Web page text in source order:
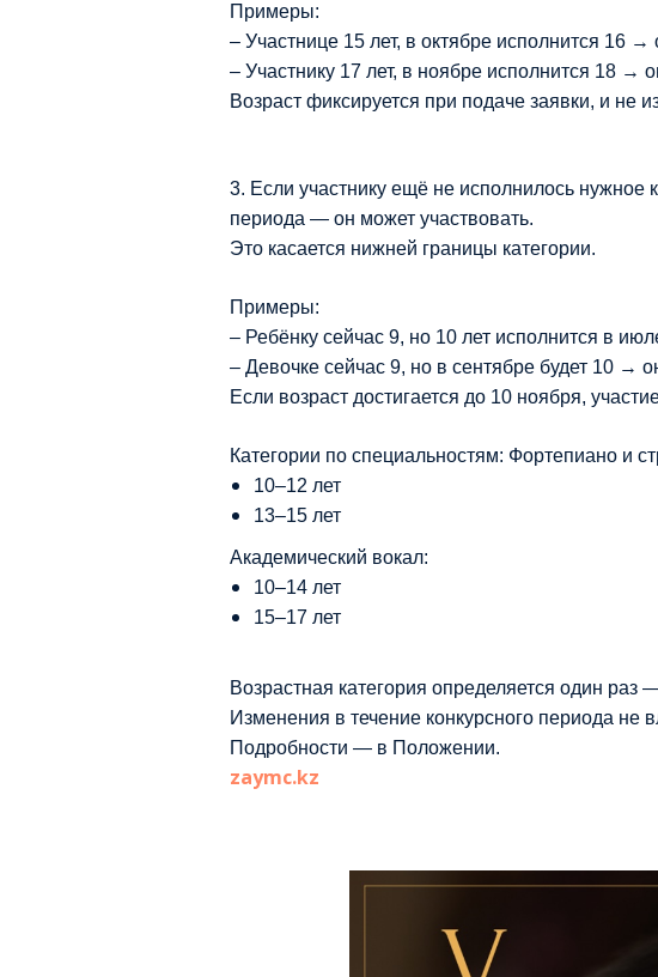
Примеры:
– Участнице 15 лет, в октябре исполнится 16 →
– Участнику 17 лет, в ноябре исполнится 18 →
Возраст фиксируется при подаче заявки, и не
3. Если участнику ещё не исполнилось нужное
периода — он может участвовать.
Это касается нижней границы категории.
Примеры:
– Ребёнку сейчас 9, но 10 лет исполнится в
– Девочке сейчас 9, но в сентябре будет 10 →
Если возраст достигается до 10 ноября,
Категории по специальностям: Фортепиано и
10–12 лет
13–15 лет
Академический вокал:
10–14 лет
15–17 лет
Возрастная категория определяется один раз
Изменения в течение конкурсного периода не
Подробности — в Положении.
zaymc.kz